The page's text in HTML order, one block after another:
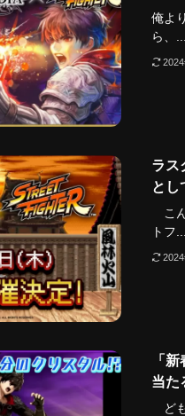
俺よ
ら、
ラス
とし
こ
トフ
「
当た
ど